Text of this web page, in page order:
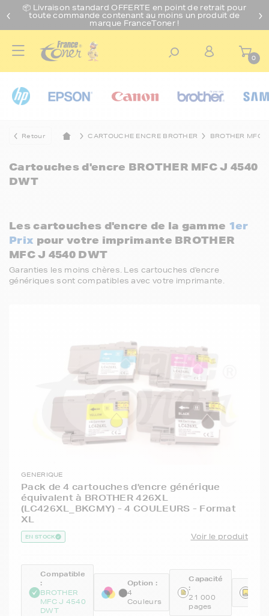
📦 Livraison standard OFFERTE en point de retrait pour
toute commande contenant au moins un produit de
marque FranceToner !
0
Retour CARTOUCHE ENCRE BROTHER BROTHER MFC
Cartouches d'encre BROTHER MFC J 4540
DWT
Les cartouches d'encre de la gamme 1er
Prix pour votre imprimante BROTHER
MFC J 4540 DWT
Garanties les moins chères. Les cartouches d'encre
génériques sont compatibles avec votre imprimante.
GENERIQUE
Pack de 4 cartouches d'encre générique
équivalent à BROTHER 426XL
(LC426XL_BKCMY) - 4 COULEURS - Format
XL
EN STOCK Voir le produit
Compatible
:
BROTHER
MFC J 4540
DWT
Option :
4
Couleurs
Capacité
:
21 000
pages